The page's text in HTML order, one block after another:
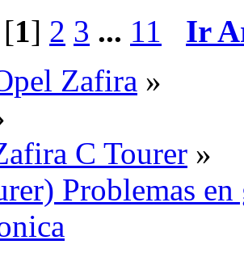
1] 2 3 ... 11
Ir
Zafira »
C Tourer »
Problemas